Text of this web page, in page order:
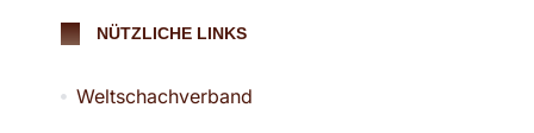
NÜTZLICHE LINKS
Weltschachverband